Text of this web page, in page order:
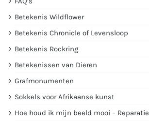
Betekenis Wildflower
Betekenis Chronicle of Levensloop
Betekenis Rockring
Betekenissen van Dieren
Grafmonumenten
Sokkels voor Afrikaanse kunst
Hoe houd ik mijn beeld mooi – Reparatie